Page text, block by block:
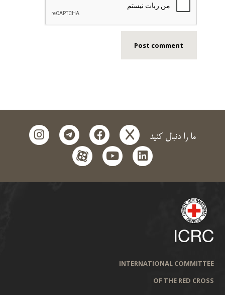
ما را دنبال کنید x
facebook
telegram
instagram
linkedin
youtube
aparat
INTERNATIONAL COMMITTEE
OF THE RED CROSS